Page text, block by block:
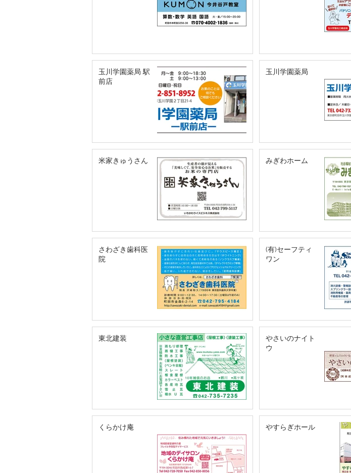
玉川学園薬局 駅
前店
玉川学園薬局
米家きゅうさん みぎわホーム
さわざき歯科医
院
(有)セーフティ
ワン
東北建装
やさいのナイト
ウ
くらかけ庵 やすらぎホール